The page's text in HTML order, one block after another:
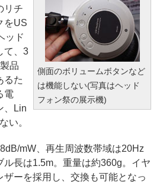
側面のボリュームボタンなど
は機能しない(写真はヘッド
フォン祭の展示機)
リチ
をUS
ッド
て、3
品
るた
電
、Lin
い。
mW、再生周波数帯域は20Hz
ル長は1.5m。重量は約360g。イヤ
ザーを採用し、交換も可能となっ